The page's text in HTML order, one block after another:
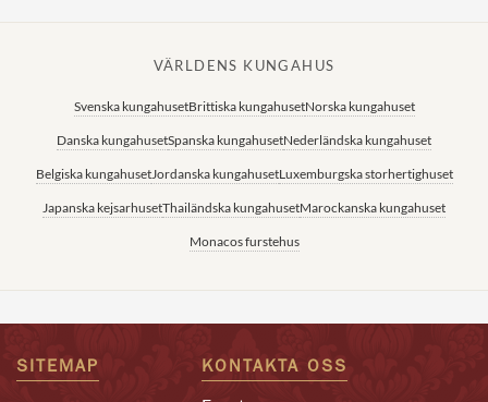
VÄRLDENS KUNGAHUS
Svenska kungahusetBrittiska kungahusetNorska kungahuset
Danska kungahusetSpanska kungahusetNederländska kungahuset
Belgiska kungahusetJordanska kungahusetLuxemburgska storhertighuset
Japanska kejsarhusetThailändska kungahusetMarockanska kungahuset
Monacos furstehus
SITEMAP KONTAKTA OSS